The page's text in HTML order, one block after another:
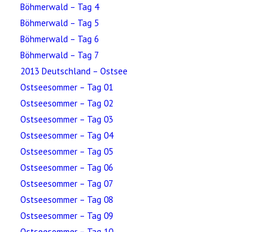
Böhmerwald – Tag 4
Böhmerwald – Tag 5
Böhmerwald – Tag 6
Böhmerwald – Tag 7
2013 Deutschland – Ostsee
Ostseesommer – Tag 01
Ostseesommer – Tag 02
Ostseesommer – Tag 03
Ostseesommer – Tag 04
Ostseesommer – Tag 05
Ostseesommer – Tag 06
Ostseesommer – Tag 07
Ostseesommer – Tag 08
Ostseesommer – Tag 09